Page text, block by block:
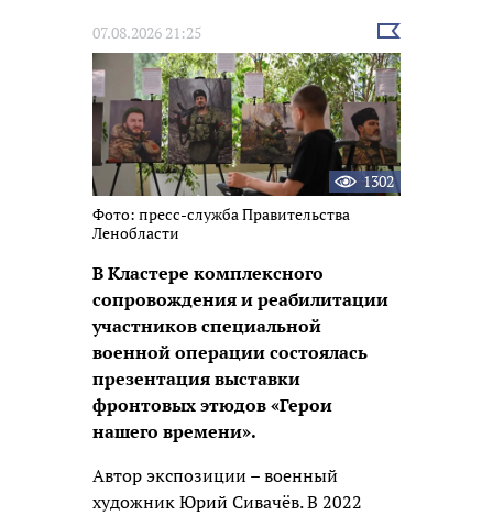
07.08.2026 21:25
Выбрать
новость
1302
Фото: пресс-служба Правительства
Ленобласти
В Кластере комплексного
сопровождения и реабилитации
участников специальной
военной операции состоялась
презентация выставки
фронтовых этюдов «Герои
нашего времени».
Автор экспозиции – военный
художник Юрий Сивачёв. В 2022